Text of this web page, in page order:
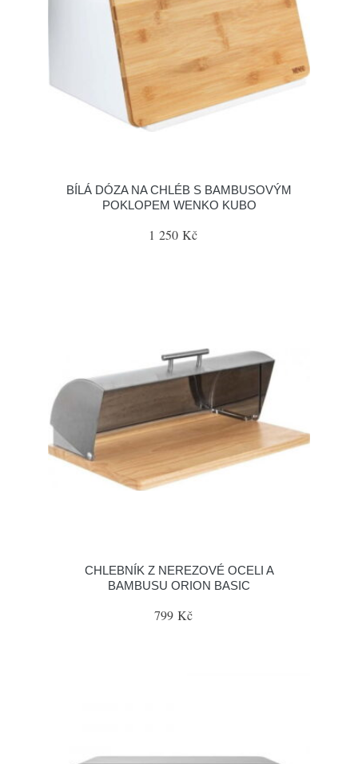
BÍLÁ DÓZA NA CHLÉB S BAMBUSOVÝM
POKLOPEM WENKO KUBO
1 250 Kč
CHLEBNÍK Z NEREZOVÉ OCELI A
BAMBUSU ORION BASIC
799 Kč